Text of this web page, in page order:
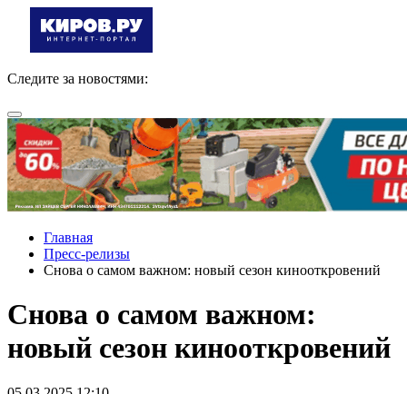
Следите за новостями:
Главная
Пресс-релизы
Снова о самом важном: новый сезон кинооткровений
Снова о самом важном:
новый сезон кинооткровений